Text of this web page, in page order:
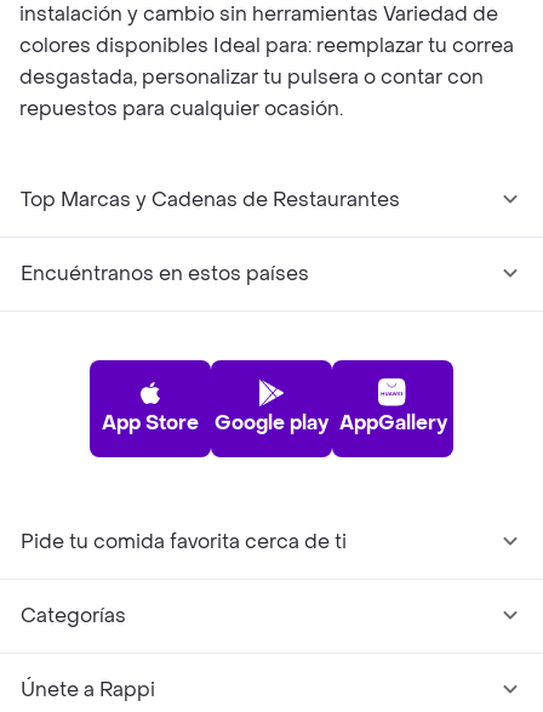
instalación y cambio sin herramientas Variedad de
colores disponibles Ideal para: reemplazar tu correa
desgastada, personalizar tu pulsera o contar con
repuestos para cualquier ocasión.
Top Marcas y Cadenas de Restaurantes
Encuéntranos en estos países
App Store Google play AppGallery
Pide tu comida favorita cerca de ti
Categorías
Únete a Rappi